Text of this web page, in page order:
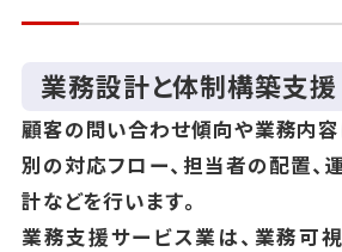
業務設計と体制構築支援
顧客の問い合わせ傾向や業務内容
別の対応フロー、担当者の配置、
計などを行います。
業務支援サービス業は、業務可